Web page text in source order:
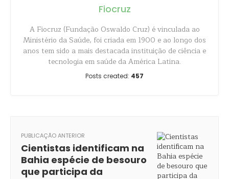
Fiocruz
A Fiocruz (Fundação Oswaldo Cruz) é vinculada ao
Ministério da Saúde, foi criada em 1900 e ao longo dos
anos tem sido a mais destacada instituição de ciência e
tecnologia em saúde da América Latina.
Posts created: 457
PUBLICAÇÃO ANTERIOR
Cientistas identificam na
Bahia espécie de besouro
que participa da